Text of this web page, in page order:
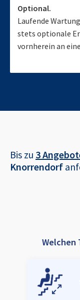
Optional.
Laufende
stets optionale
vornherein an
Bis zu 3
Knorrendorf
Welchen